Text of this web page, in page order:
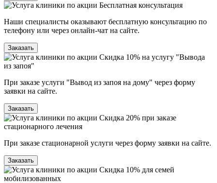
Бесплатная консультация
Наши специалисты оказывают бесплатную консультацию по
телефону или через онлайн-чат на сайте.
Заказать
Скидка 10% на услугу "Вывода
из запоя"
При заказе услуги "Вывод из запоя на дому" через форму
заявки на сайте.
Заказать
Скидка 20% при заказе
стационарного лечения
При заказе стационарной услуги через форму заявки на сайте.
Заказать
Скидка 10% для семей
мобилизованных